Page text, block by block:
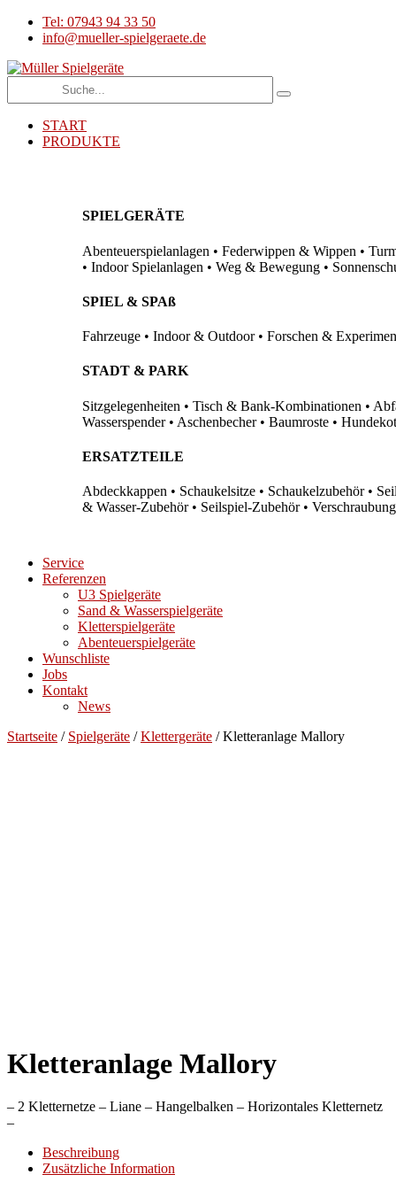
Tel: 07943 94 33 50
info@mueller-spielgeraete.de
START
PRODUKTE
SPIELGERÄTE
Abenteuerspielanlagen • Federwippen & Wippen •
• Indoor Spielanlagen • Weg & Bewegung •
SPIEL & SPAß
Fahrzeuge • Indoor & Outdoor • Forschen &
STADT & PARK
Sitzgelegenheiten • Tisch & Bank-Kombinationen •
Wasserspender • Aschenbecher • Baumroste •
ERSATZTEILE
Abdeckkappen • Schaukelsitze • Schaukelzubehör •
& Wasser-Zubehör • Seilspiel-Zubehör •
Service
Referenzen
U3 Spielgeräte
Sand & Wasserspielgeräte
Kletterspielgeräte
Abenteuerspielgeräte
Wunschliste
Jobs
Kontakt
News
Startseite / Spielgeräte /Klettergeräte / Kletteranlage Mallory
Kletteranlage Mallory
– 2 Kletternetze – Liane – Hangelbalken – Horizontales Kletternetz
–
Beschreibung
Zusätzliche Information